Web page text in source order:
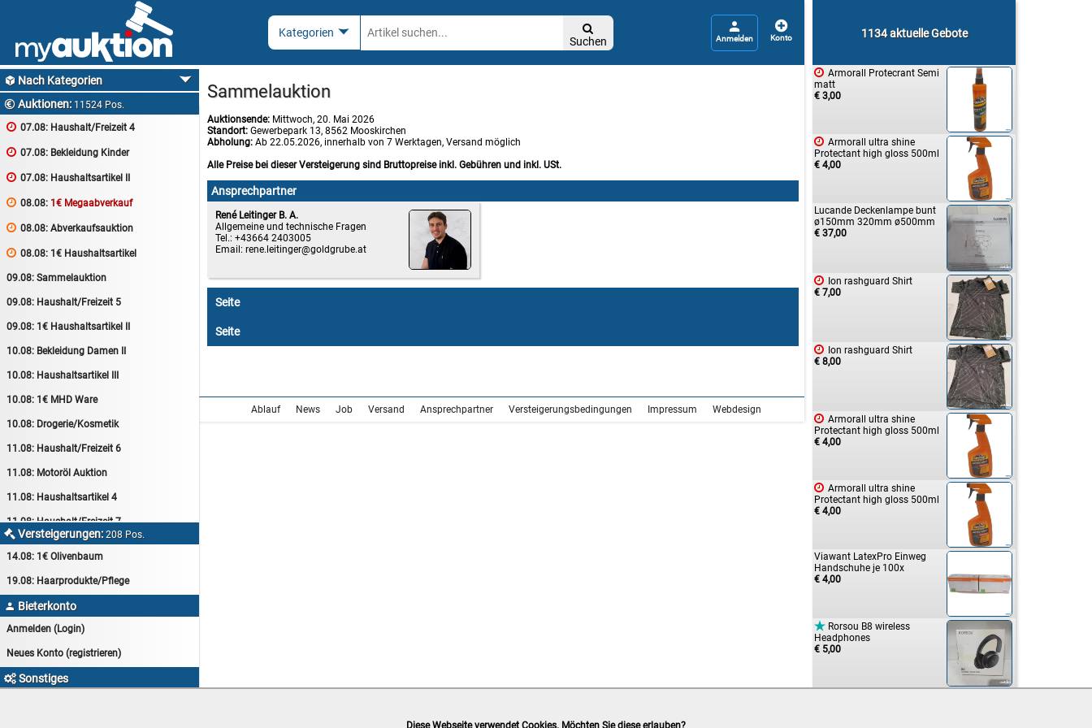

Suchen
 
 Nach Kategorien
 Auktionen: 11524 Pos.
 07.08: Haushalt/Freizeit 4
 07.08: Bekleidung Kinder
 07.08: Haushaltsartikel II
 08.08: 1€ Megaabverkauf
 08.08: Abverkaufsauktion
 08.08: 1€ Haushaltsartikel
09.08: Sammelauktion
09.08: Haushalt/Freizeit 5
09.08: 1€ Haushaltsartikel II
10.08: Bekleidung Damen II
10.08: Haushaltsartikel III
10.08: 1€ MHD Ware
10.08: Drogerie/Kosmetik
11.08: Haushalt/Freizeit 6
11.08: Motoröl Auktion
11.08: Haushaltsartikel 4
11.08:Haushalt/Freizeit 7
12.08:Sammelauktion
12.08:Pralinen Auktion
12.08:Haushalt/Freizeit
13.08:1€ Totalabverkauf
13.08:Haushalt/Freizeit II
 Versteigerungen:208 Pos.
14.08: 1€ Olivenbaum
19.08: Haarprodukte/Pflege
 Bieterkonto
Anmelden (Login)
Neues Konto (registrieren)
Sonstiges
1134 aktuelle Gebote
 Armorall Protecrant Semi
matt
€ 3,00
 Armorall ultra shine
Protectant high gloss 500ml
€ 4,00
Lucande Deckenlampe bunt
ø150mm 320mm ø500mm
€ 37,00
 Ion rashguard Shirt
€ 7,00
 Ion rashguard Shirt
€ 8,00
 Armorall ultra shine
Protectant high gloss 500ml
€ 4,00
 Armorall ultra shine
Protectant high gloss 500ml
€ 4,00
Viawant LatexPro Einweg
Handschuhe je 100x
€ 4,00
 Rorsou B8 wireless
Headphones
€ 5,00
Sammelauktion
Auktionsende: Mittwoch, 20. Mai 2026
Standort: Gewerbepark 13, 8562 Mooskirchen
Abholung: Ab 22.05.2026, innerhalb von 7 Werktagen, Versand möglich
Alle Preise bei dieser Versteigerung sind Bruttopreise inkl. Gebühren und inkl. USt.
Ansprechpartner
René Leitinger B. A.
Allgemeine und technische Fragen
Tel.: +43664 2403005
Email: rene.leitinger
Seite
Seite
Ablauf News Job Versand Ansprechpartner Versteigerungsbedingungen Impressum Webdesign
Diese Webseite verwendet Cookies. Möchten Sie diese erlauben?